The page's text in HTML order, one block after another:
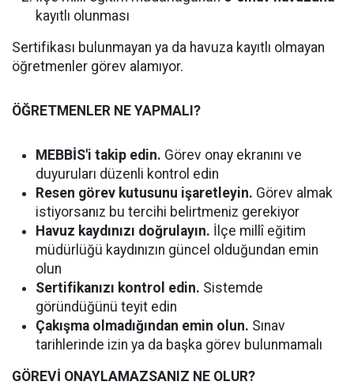
kayıtlı olunması
Sertifikası bulunmayan ya da havuza kayıtlı olmayan
öğretmenler görev alamıyor.
ÖĞRETMENLER NE YAPMALI?
MEBBİS'i takip edin. Görev onay ekranını ve
duyuruları düzenli kontrol edin
Resen görev kutusunu işaretleyin. Görev almak
istiyorsanız bu tercihi belirtmeniz gerekiyor
Havuz kaydınızı doğrulayın. İlçe millî eğitim
müdürlüğü kaydınızın güncel olduğundan emin
olun
Sertifikanızı kontrol edin. Sistemde
göründüğünü teyit edin
Çakışma olmadığından emin olun. Sınav
tarihlerinde izin ya da başka görev bulunmamalı
GÖREVİ ONAYLAMAZSANIZ NE OLUR?